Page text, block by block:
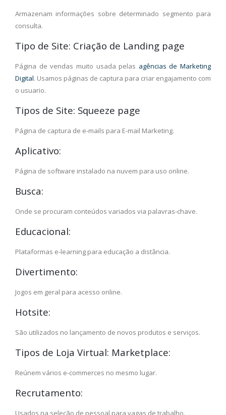
Armazenam informações sobre determinado segmento para
consulta.
Tipo de Site: Criação de Landing page
Página de vendas muito usada pelas agências de Marketing
Digital. Usamos páginas de captura para criar engajamento com
o usuario.
Tipos de Site: Squeeze page
Página de captura de e-mails para E-mail Marketing.
Aplicativo:
Página de software instalado na nuvem para uso online.
Busca:
Onde se procuram conteúdos variados via palavras-chave.
Educacional:
Plataformas e-learning para educação a distância.
Divertimento:
Jogos em geral para acesso online.
Hotsite:
São utilizados no lançamento de novos produtos e serviços.
Tipos de Loja Virtual: Marketplace:
Reúnem vários e-commerces no mesmo lugar.
Recrutamento:
Usados na seleção de pessoal para vagas de trabalho.